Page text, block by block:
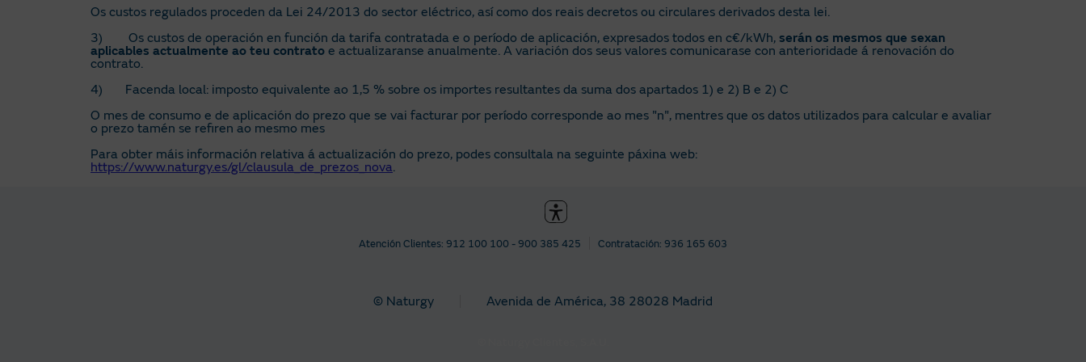
Os custos regulados proceden da Lei 24/2013 do sector eléctrico, así como dos reais decretos ou circulares derivados desta lei.
3) Os custos de operación en función da tarifa contratada e o período de aplicación, expresados todos en c€/kWh, serán os mesmos que sexan
aplicables actualmente ao teu contrato e actualizaranse anualmente. A variación dos seus valores comunicarase con anterioridade á renovación do
contrato.
4) Facenda local: imposto equivalente ao 1,5 % sobre os importes resultantes da suma dos apartados 1) e 2) B e 2) C
O mes de consumo e de aplicación do prezo que se vai facturar por período corresponde ao mes "n", mentres que os datos utilizados para calcular e avaliar
o prezo tamén se refiren ao mesmo mes
Para obter máis información relativa á actualización do prezo, podes consultala na seguinte páxina web:
https://www.naturgy.es/gl/clausula_de_prezos_nova.
Atención Clientes: 912 100 100 - 900 385 425 Contratación: 936 165 603
© Naturgy Avenida de América, 38 28028 Madrid